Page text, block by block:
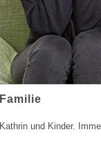
Familie
Kathrin und Kinder.